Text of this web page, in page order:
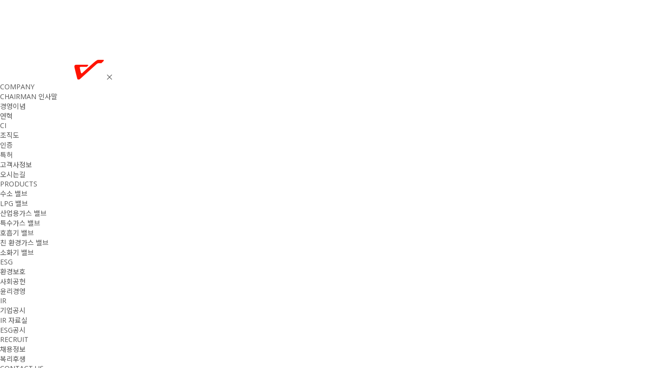
COMPANY
CHAIRMAN 인사말
경영이념
연혁
CI
조직도
인증
특허
고객사정보
오시는길
PRODUCTS
수소 밸브
LPG 밸브
산업용가스 밸브
특수가스 밸브
호흡기 밸브
친 환경가스 밸브
소화기 밸브
ESG
환경보호
사회공헌
윤리경영
IR
기업공시
IR 자료실
ESG공시
RECRUIT
채용정보
복리후생